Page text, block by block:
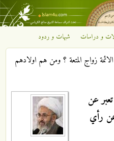
و دراسات شبهات و ردود
زواج المتعة ؟ ومن هم اولادهم
عن
رأي